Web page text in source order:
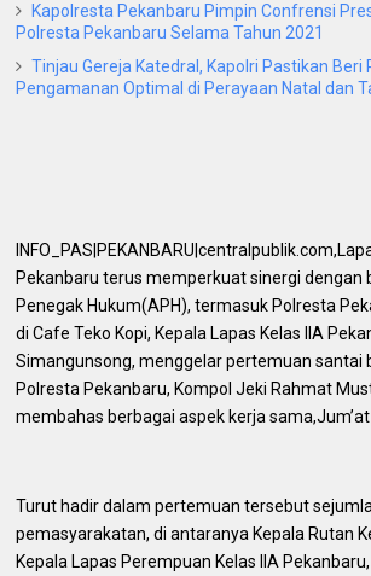
Kapolresta Pekanbaru Pimpin Confrensi
Polresta Pekanbaru Selama Tahun 2021
Tinjau Gereja Katedral, Kapolri Pastikan Beri
Pengamanan Optimal di Perayaan Natal dan
Pekanbaru terus memperkuat sinergi dengan
Penegak Hukum(APH), termasuk Polresta
di Cafe Teko Kopi, Kepala Lapas Kelas IIA
Simangunsong, menggelar pertemuan santai
Polresta Pekanbaru, Kompol Jeki Rahmat
membahas berbagai aspek kerja
Turut hadir dalam pertemuan tersebut
pemasyarakatan, di antaranya Kepala Rutan
Kepala Lapas Perempuan Kelas IIA